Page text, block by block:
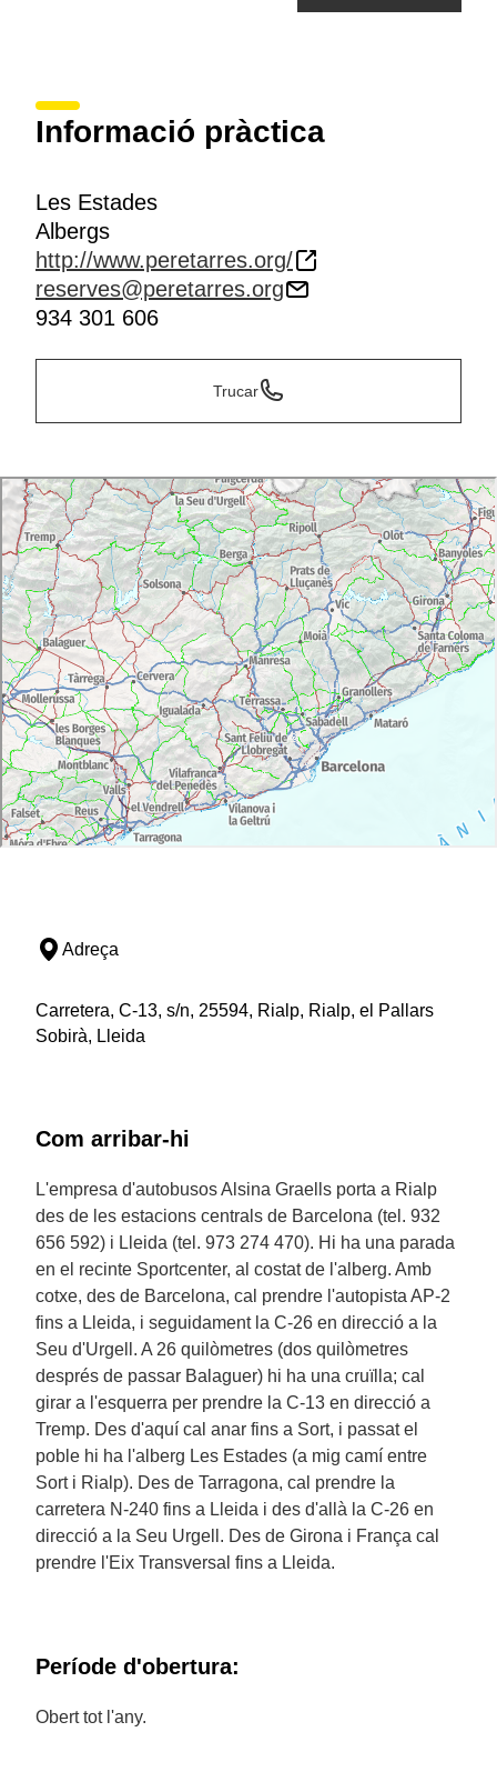
Informació pràctica
Les Estades
Albergs
http://www.peretarres.org/
reserves@peretarres.org
934 301 606
Trucar
Adreça
Carretera, C-13, s/n, 25594, Rialp, Rialp, el Pallars
Sobirà, Lleida
Com arribar-hi
L'empresa d'autobusos Alsina Graells porta a Rialp
des de les estacions centrals de Barcelona (tel. 932
656 592) i Lleida (tel. 973 274 470). Hi ha una parada
en el recinte Sportcenter, al costat de l'alberg. Amb
cotxe, des de Barcelona, cal prendre l'autopista AP-2
fins a Lleida, i seguidament la C-26 en direcció a la
Seu d'Urgell. A 26 quilòmetres (dos quilòmetres
després de passar Balaguer) hi ha una cruïlla; cal
girar a l'esquerra per prendre la C-13 en direcció a
Tremp. Des d'aquí cal anar fins a Sort, i passat el
poble hi ha l'alberg Les Estades (a mig camí entre
Sort i Rialp). Des de Tarragona, cal prendre la
carretera N-240 fins a Lleida i des d'allà la C-26 en
direcció a la Seu Urgell. Des de Girona i França cal
prendre l'Eix Transversal fins a Lleida.
Període d'obertura:
Obert tot l'any.